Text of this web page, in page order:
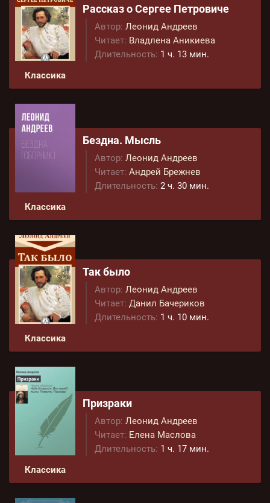
Классика
Рассказ о Сергее Петровиче
Автор: Леонид Андреев
Читает: Владлена Аникиева
Длительность: 1 ч. 13 мин.
Классика
Бездна. Мысль
Автор: Леонид Андреев
Читает: Андрей Брежнев
Длительность: 2 ч. 30 мин.
Классика
Так было
Автор: Леонид Андреев
Читает: Данил Бачериков
Длительность: 1 ч. 10 мин.
Классика
Призраки
Автор: Леонид Андреев
Читает: Елена Маслова
Длительность: 1 ч. 17 мин.